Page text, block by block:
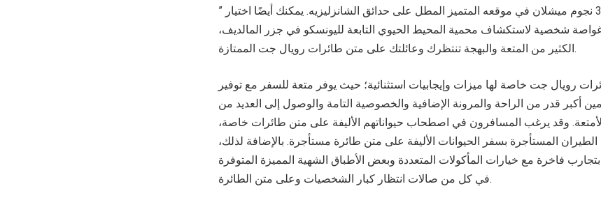
ليدوين الحاصل على 3 نجوم ميشلان في موقعه المتميز المطل على حدائق الشانزليزيه. يمكنك أيضًا اختيار ”
شخصية لاستكشاف محمية المحيط الحيوي التابعة لليونسكو في جزر المالديف،
الكثير من المتعة والبهجة تنتظرك وعائلتك على متن طائرات رويال جت الممتازة.
رويال جت خاصة لها ميزات وإيجابيات استثنائية؛ حيث يوفر متعة للسفر مع توفير
أكبر قدر من الراحة والمرونة الإضافية والخصوصية التامة والوصول إلى العديد من
وقد يرغب المسافرون في اصطحاب حيواناتهم الأليفة على متن طائرات خاصة،
المستأجرة بسفر الحيوانات الأليفة على متن طائرة مستأجرة. بالإضافة لذلك،
فاخرة مع خيارات المأكولات المتعددة وبعض الأطباق الشهية المميزة المتوفرة
في كل من صالات انتظار كبار الشخصيات وعلى متن الطائرة.